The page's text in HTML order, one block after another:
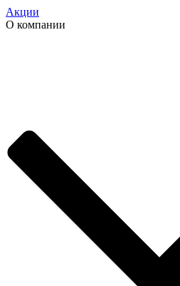
Акции
О компании